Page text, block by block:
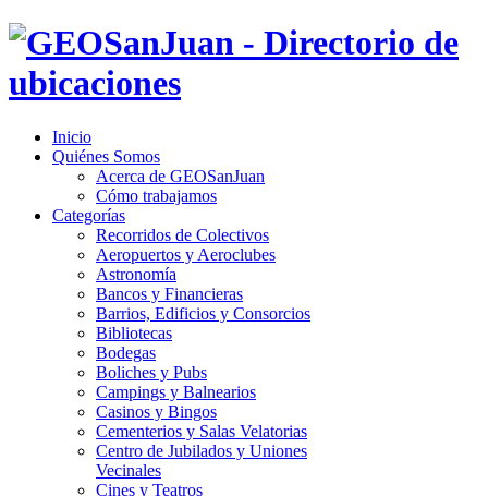
Inicio
Quiénes Somos
Acerca de GEOSanJuan
Cómo trabajamos
Categorías
Recorridos de Colectivos
Aeropuertos y Aeroclubes
Astronomía
Bancos y Financieras
Barrios, Edificios y Consorcios
Bibliotecas
Bodegas
Boliches y Pubs
Campings y Balnearios
Casinos y Bingos
Cementerios y Salas Velatorias
Centro de Jubilados y Uniones
Vecinales
Cines y Teatros